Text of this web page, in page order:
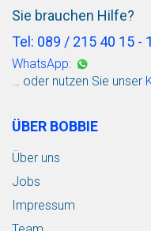
Sie brauchen Hilfe?
Tel: 089 / 215 40 15 -
WhatsApp:
… oder nutzen Sie unser
ÜBER BOBBIE
Über uns
Jobs
Impressum